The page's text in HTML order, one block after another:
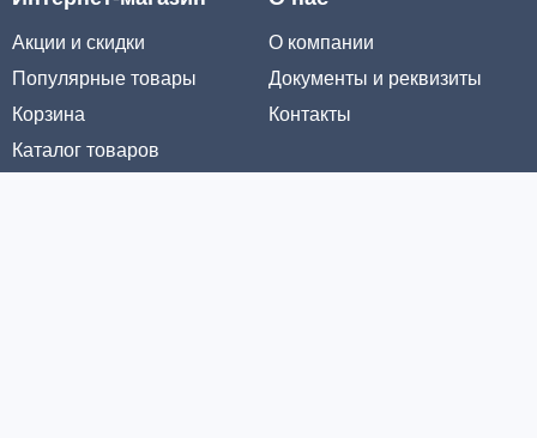
Акции и скидки
Популярные товары
Корзина
Каталог товаров
О компании
Документы и реквизиты
Контакты